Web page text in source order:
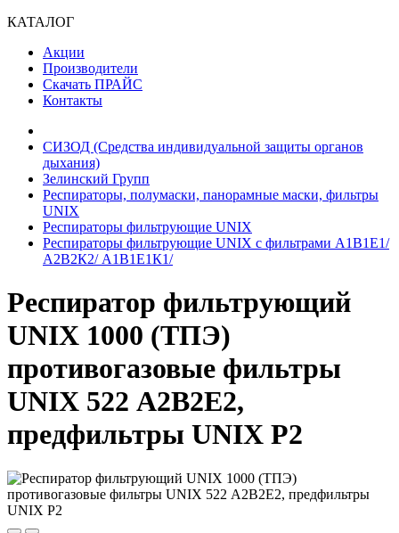
КАТАЛОГ
Акции
Производители
Скачать ПРАЙС
Контакты
СИЗОД (Средства индивидуальной защиты органов
дыхания)
Зелинский Групп
Респираторы, полумаски, панорамные маски, фильтры
UNIX
Респираторы фильтрующие UNIX
Респираторы фильтрующие UNIX с фильтрами А1В1Е1/
А2В2К2/ А1В1Е1К1/
Респиратор фильтрующий
UNIX 1000 (ТПЭ)
противогазовые фильтры
UNIX 522 А2В2Е2,
предфильтры UNIX Р2